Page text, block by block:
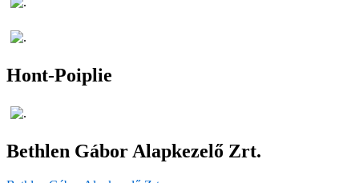
Hont-Poiplie
Bethlen Gábor Alapkezelő Zrt.